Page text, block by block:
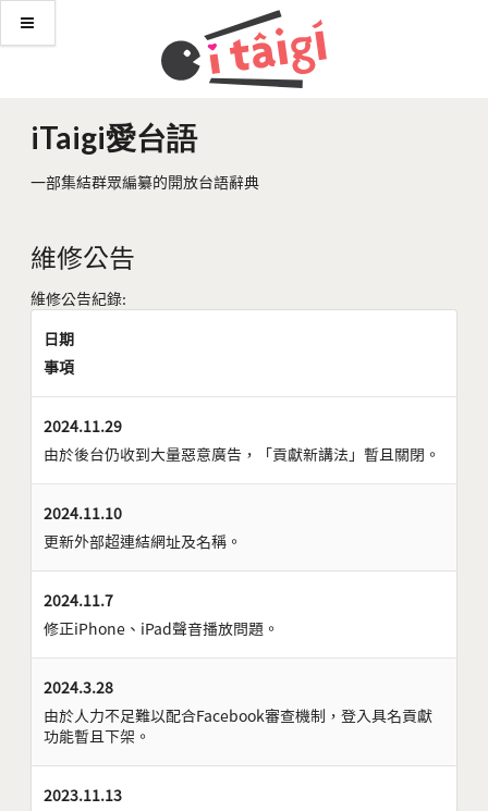
iTaigi愛台語
一部集結群眾編纂的開放台語辭典
維修公告
維修公告紀錄:
日期
事項
2024.11.29
由於後台仍收到大量惡意廣告，「貢獻新講法」暫且關閉。
2024.11.10
更新外部超連結網址及名稱。
2024.11.7
修正iPhone、iPad聲音播放問題。
2024.3.28
由於人力不足難以配合Facebook審查機制，登入具名貢獻
功能暫且下架。
2023.11.13